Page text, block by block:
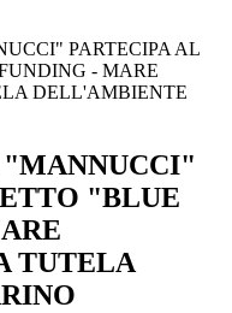
PARTECIPA AL
- MARE
DELL'AMBIENTE
"BLUE
TUTELA